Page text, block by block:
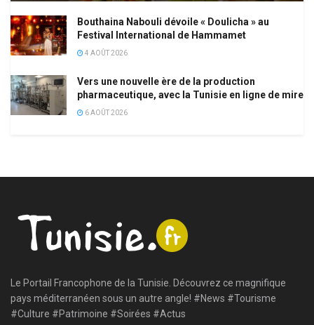
Bouthaina Nabouli dévoile « Doulicha » au
Festival International de Hammamet
4 AOÛT 2026
Vers une nouvelle ère de la production
pharmaceutique, avec la Tunisie en ligne de mire
6 AOÛT 2026
Le Portail Francophone de la Tunisie. Découvrez ce magnifique
pays méditerranéen sous un autre angle! #News #Tourisme
#Culture #Patrimoine #Soirées #Actus